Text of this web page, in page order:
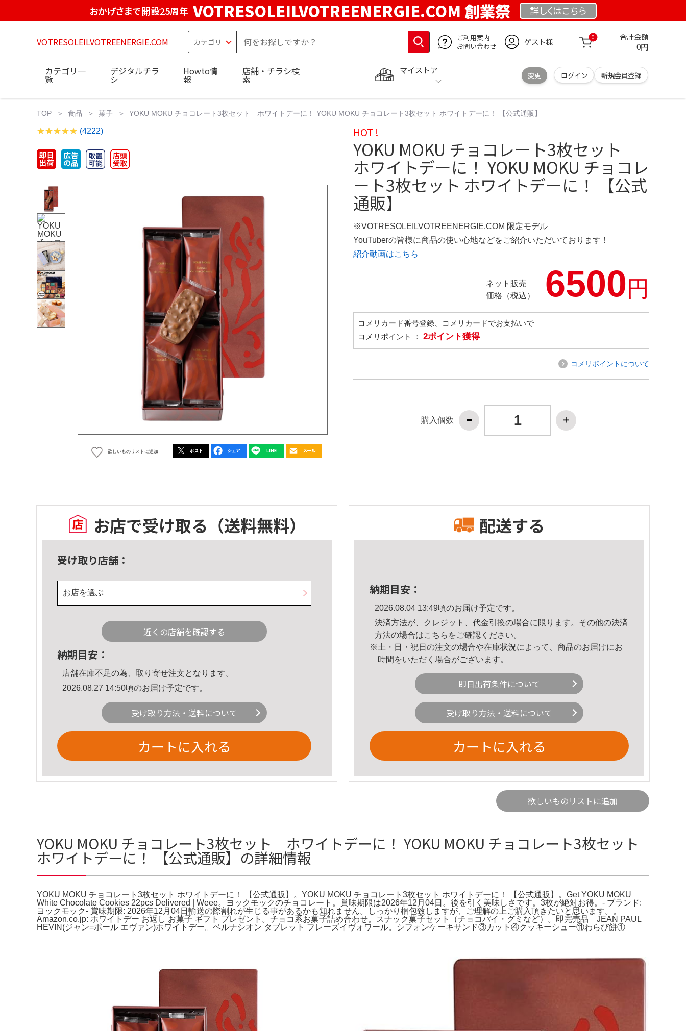
おかげさまで開設25周年 VOTRESOLEILVOTREENERGIE.COM 創業祭 詳しくはこちら
VOTRESOLEILVOTREENERGIE.COM
ご利用案内
お問い合わせ
ゲスト様 0 合計金額
0円
マイストア
変更 ログイン 新規会員登録
カテゴリ一
覧
デジタルチラ
シ
Howto情
報
店舗・チラシ検
索
TOP 食品 菓子 YOKU MOKU チョコレート3枚セット ホワイトデーに！ YOKU MOKU チョコレート3枚セット ホワイトデーに！ 【公式通販】
(4222)
欲しいものリストに追加
HOT !
YOKU MOKU チョコレート3枚セット
ホワイトデーに！ YOKU MOKU チョコレ
ート3枚セット ホワイトデーに！ 【公式
通販】
※VOTRESOLEILVOTREENERGIE.COM 限定モデル
YouTuberの皆様に商品の使い心地などをご紹介いただいております！
紹介動画はこちら
ネット販売
価格（税込）
6500円
コメリカード番号登録、コメリカードでお支払いで
コメリポイント ： 2ポイント獲得
コメリポイントについて
購入個数
お店で受け取る （送料無料）
受け取り店舗：
お店を選ぶ
近くの店舗を確認する
納期目安：
店舗在庫不足の為、取り寄せ注文となります。
2026.08.27 14:50頃のお届け予定です。
受け取り方法・送料について
カートに入れる
配送する
納期目安：
2026.08.04 13:49頃のお届け予定です。
決済方法が、クレジット、代金引換の場合に限ります。その他の決済
方法の場合はこちら をご確認ください。
※土・日・祝日の注文の場合や在庫状況によって、商品のお届けにお
時間をいただく場合がございます。
即日出荷条件について
受け取り方法・送料について
カートに入れる
欲しいものリストに追加
YOKU MOKU チョコレート3枚セット ホワイトデーに！ YOKU MOKU チョコレート3枚セット
ホワイトデーに！ 【公式通販】の詳細情報
YOKU MOKU チョコレート3枚セット ホワイトデーに！ 【公式通販】。YOKU MOKU チョコレート3枚セット ホワイトデーに！ 【公式通販】。Get YOKU MOKU
White Chocolate Cookies 22pcs Delivered | Weee。ヨックモックのチョコレート。賞味期限は2026年12月04日。後を引く美味しさです。3枚が絶対お得。- ブランド:
ヨックモック- 賞味期限: 2026年12月04日輸送の際割れが生じる事があるかも知れません。しっかり梱包致しますが、ご理解の上ご購入頂きたいと思います。。
Amazon.co.jp: ホワイトデー お返し お菓子 ギフト プレゼント。チョコ系お菓子詰め合わせ。スナック菓子セット（チョコパイ・グミなど）。即完売品 JEAN PAUL
HEVIN(ジャン=ポール エヴァン)ホワイトデー。ベルナシオン タブレット フレーズイヴォワール。シフォンケーキサンド③カット④クッキーシュー⑪わらび餅①